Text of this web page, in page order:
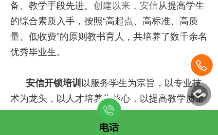
备、教学手段先进。 创建以来，安信从提高学生
的综合素质入手，按照“高起点、高标准、高质
量、低收费”的原则教书育人，共培养了数千余名
优秀毕业生。
安信开锁培训 以服务学生为宗旨，以专业技
术为龙头，以人才培养为核心，以提高教学质量
为目标，致力于培养社会事业发展需要的、具有
创新精神和实践能力的技术技能人才，努力把安
电话